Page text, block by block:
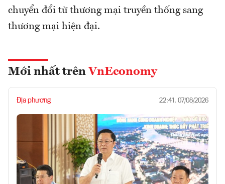
chuyển đổi từ thương mại truyền thống sang
thương mại hiện đại.
Mới nhất trên VnEconomy
Địa phương 22:41, 07/08/2026